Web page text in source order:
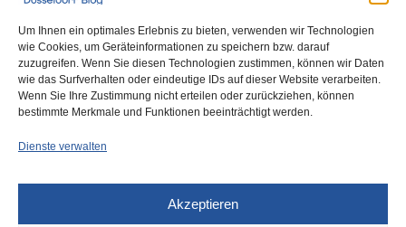
Um Ihnen ein optimales Erlebnis zu bieten, verwenden wir Technologien
wie Cookies, um Geräteinformationen zu speichern bzw. darauf
zuzugreifen. Wenn Sie diesen Technologien zustimmen, können wir Daten
wie das Surfverhalten oder eindeutige IDs auf dieser Website verarbeiten.
Wenn Sie Ihre Zustimmung nicht erteilen oder zurückziehen, können
bestimmte Merkmale und Funktionen beeinträchtigt werden.
Dienste verwalten
Akzeptieren